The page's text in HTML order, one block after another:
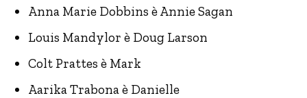
Anna Marie Dobbins è Annie Sagan
Louis Mandylor è Doug Larson
Colt Prattes è Mark
Aarika Trabona è Danielle